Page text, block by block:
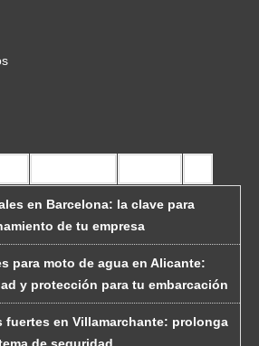
en Barcelona: la clave para
de tu empresa
para moto de agua en Alicante:
y protección para tu embarcación
fuertes en Villamarchante: prolonga